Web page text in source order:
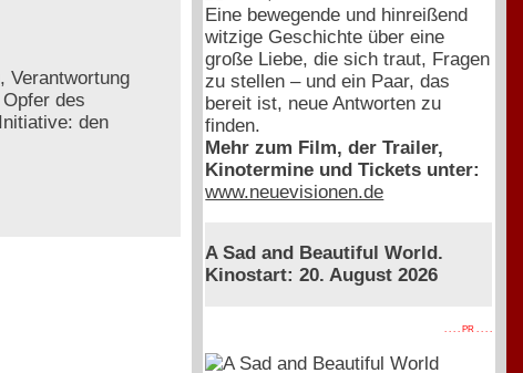
Verantwortung
des
den
Eine bewegende und hinreißend
witzige Geschichte über eine
große Liebe, die sich traut, Fragen
zu stellen – und ein Paar, das
bereit ist, neue Antworten zu
finden.
Mehr zum Film, der Trailer,
Kinotermine und Tickets unter:
www.neuevisionen.de
A Sad and Beautiful World.
Kinostart: 20. August 2026
. . . . PR . . . .